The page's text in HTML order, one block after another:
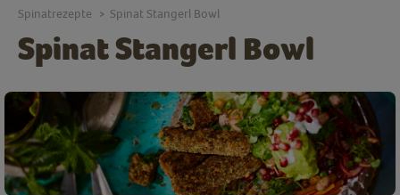
Spinat Stangerl Bowl
Spinatrezepte > Spinat Stangerl Bowl